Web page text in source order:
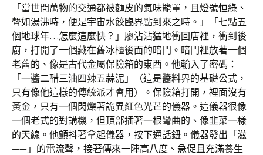
「當世間萬物的交通都被麵皮的氣味籠罩，且燈號恒綠、
聲如湯沸時，便是宇宙水餃臨界點到來之時。」「七點五
個地球年…怎麼這麼快？」廖沾沾猛地衝回店裡，衝到後
廚，打開了一個藏在舊冰櫃後面的暗門。暗門裡放著一個
老舊的、像是古代金屬保險箱的東西。他輸入了密碼：
「一醬二醋三油四辣五蒜泥」（這是醬料界的基礎公式，
只有像他這樣的傳統派才會用）。保險箱打開，裡面沒有
黃金，只有一個閃爍著詭異紅色光芒的儀器。這儀器很像
一個老式的對講機，但頂部插著一根彎曲的、像韭菜一樣
的天線。他顫抖著拿起儀器，按下通話鈕。儀器發出「滋
——」的電流聲，接著傳來一陣高八度、急促且充滿養生